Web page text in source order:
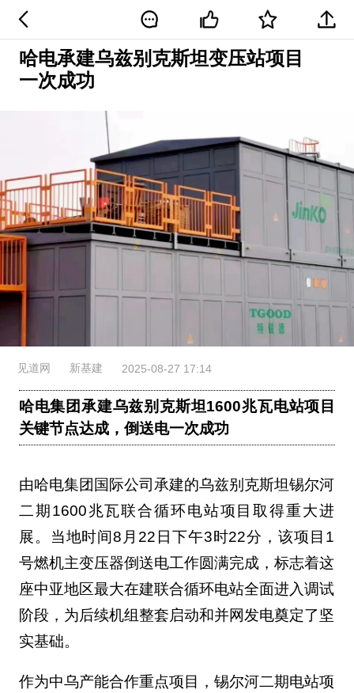
哈电承建乌兹别克斯坦变压站项目
一次成功
见道网 新基建 2025-08-27 17:14
哈电集团承建乌兹别克斯坦1600兆瓦电站项目
关键节点达成，倒送电一次成功
由哈电集团国际公司承建的乌兹别克斯坦锡尔河
二期1600兆瓦联合循环电站项目取得重大进
展。当地时间8月22日下午3时22分，该项目1
号燃机主变压器倒送电工作圆满完成，标志着这
座中亚地区最大在建联合循环电站全面进入调试
阶段，为后续机组整套启动和并网发电奠定了坚
实基础。
作为中乌产能合作重点项目，锡尔河二期电站项